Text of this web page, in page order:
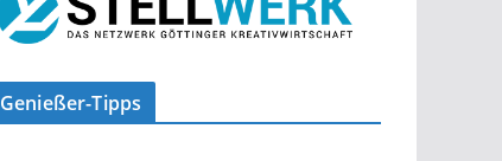
Genießer-Tipps